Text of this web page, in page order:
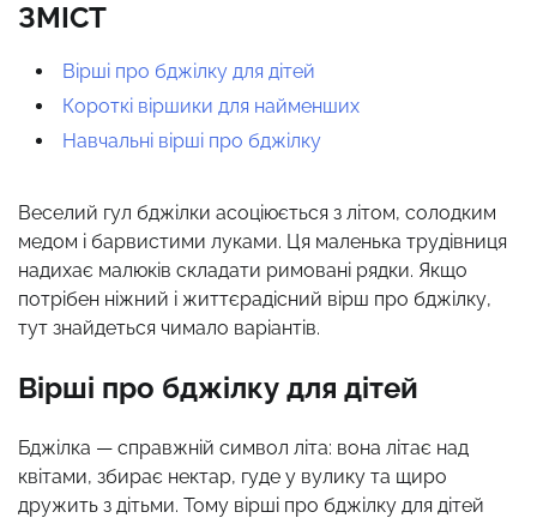
ЗМІСТ
Вірші про бджілку для дітей
Короткі віршики для найменших
Навчальні вірші про бджілку
Веселий гул бджілки асоціюється з літом, солодким
медом і барвистими луками. Ця маленька трудівниця
надихає малюків складати римовані рядки. Якщо
потрібен ніжний і життєрадісний вірш про бджілку,
тут знайдеться чимало варіантів.
Вірші про бджілку для дітей
Бджілка — справжній символ літа: вона літає над
квітами, збирає нектар, гуде у вулику та щиро
дружить з дітьми. Тому вірші про бджілку для дітей